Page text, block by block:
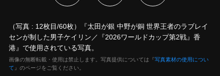
（写真 : 12枚目/60枚）『太田が銀 中野が銅 世界王者のラブレイ
センが制した男子ケイリン／『2026ワールドカップ第2戦』香
港』で使用されている写真。
画像の無断転載・使用は禁止します。写真提供については『写真素材の使用につい
て 』のページをご覧ください。